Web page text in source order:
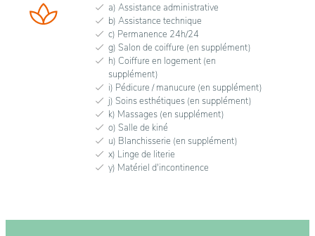
a) Assistance administrative
b) Assistance technique
c) Permanence 24h/24
g) Salon de coiffure (en supplément)
h) Coiffure en logement (en
supplément)
i) Pédicure / manucure (en supplément)
j) Soins esthétiques (en supplément)
k) Massages (en supplément)
o) Salle de kiné
u) Blanchisserie (en supplément)
x) Linge de literie
y) Matériel d'incontinence